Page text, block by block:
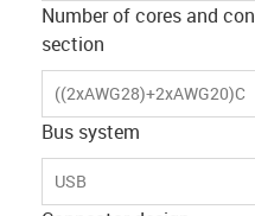
Number of cores and
section
((2xAWG28)+2xAWG20)C
Bus system
USB